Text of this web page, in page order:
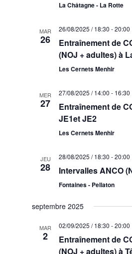
La Châtagne - La Rotte
MAR
26
26/08/2025 / 18:30 -20:00
Entraînement de
(NOJ + adultes) à
Les Cernets Menhir
MER
27
27/08/2025 / 14:00 - 16:30
Entraînement de
JE1et JE2
Les Cernets Menhir
JEU
28
28/08/2025 / 18:30 -20:00
Intervalles ANCO
Fontaines - Pellaton
septembre 2025
MAR
2
02/09/2025 / 18:30 -20:00
Entraînement de
(NOJ + adultes) à